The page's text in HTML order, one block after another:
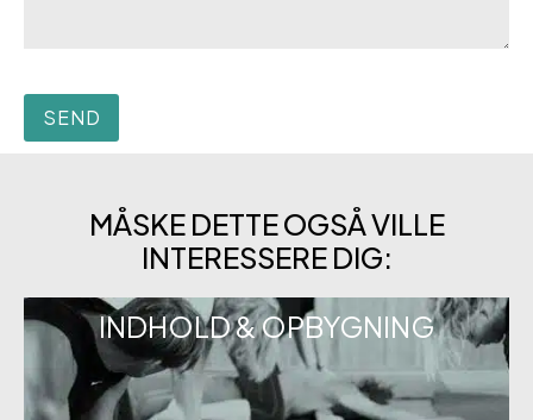
MÅSKE DETTE OGSÅ VILLE
INTERESSERE DIG:
INDHOLD & OPBYGNING